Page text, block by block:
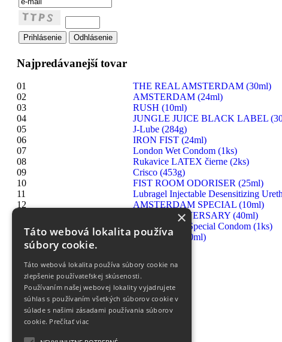
Najpredávanejší tovar
01
THE REAL AMSTERDAM (30ml)
02
AMSTERDAM (24ml)
03
RUSH (10ml)
04
JUNGLE JUICE BLACK LABEL
05
J-Lube (284g)
06
IRON FIST (24ml)
07
London Wet Condom (1ks)
08
Rukavice LATEX čierne (2ks)
09
Crisco (453g)
10
FIST ROOM ODORISER (25ml)
11
Lubragel Injectable Desensitizing
12
AMSTERDAM SPECIAL (10ml)
RUSH ANNIVERSARY (40ml)
14
London Extra Special Condom (1ks)
15
HIGHRISE (30ml)
×
Táto webová lokalita používa
súbory cookie.
Táto webová lokalita používa súbory cookie na
zlepšenie používateľskej skúsenosti.
Používaním našej webovej lokality vyjadrujete
súhlas s používaním všetkých súborov cookie v
súlade s našimi zásadami používania súborov
cookie. Prečítať viac